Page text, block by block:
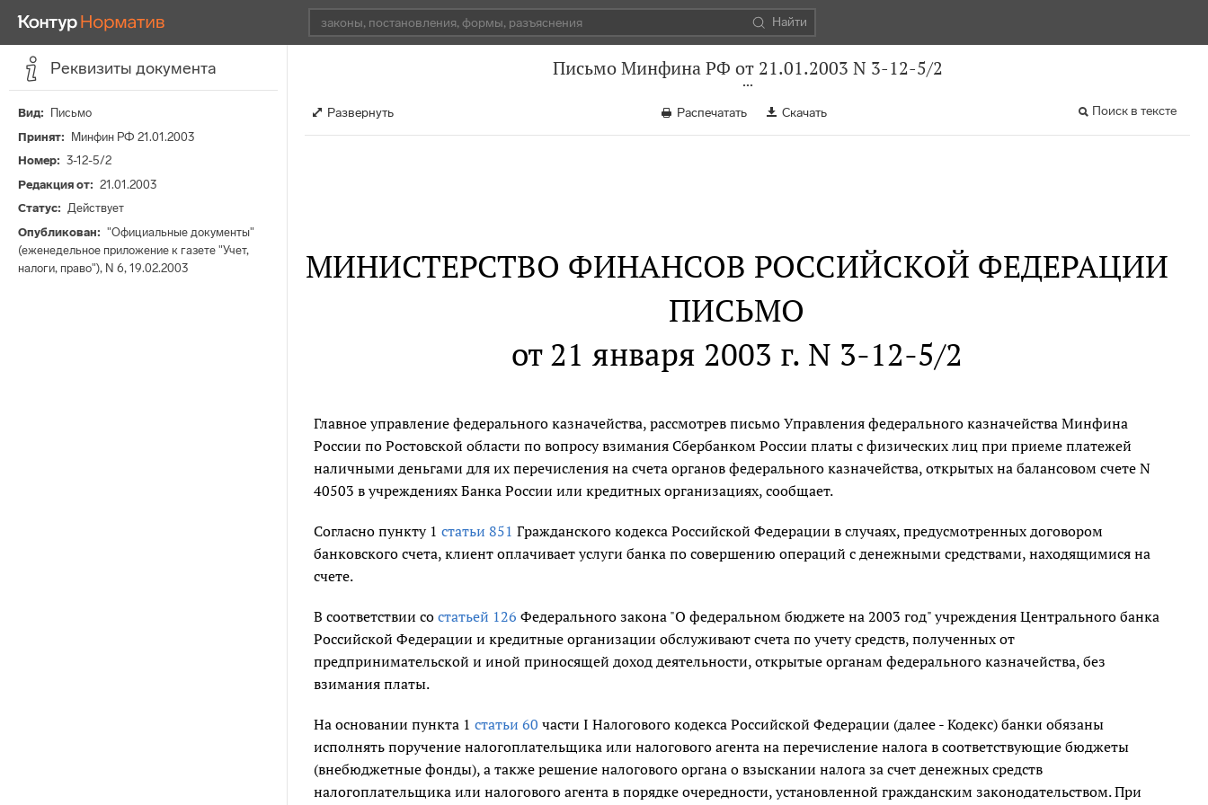
Найти
Реквизиты документа
Вид
Письмо
Принят
Минфин РФ 21.01.2003
Номер
3-12-5/2
Редакция от
21.01.2003
Статус
Действует
Опубликован
"Официальные документы"
(еженедельное приложение к газете "Учет,
налоги, право"), N 6, 19.02.2003
Письмо Минфина РФ от 21.01.2003 N 3-12-5/2
Развернуть Распечатать Скачать Поиск в тексте
МИНИСТЕРСТВО ФИНАНСОВ РОССИЙСКОЙ ФЕДЕРАЦИИ
ПИСЬМО
от 21 января 2003 г. N 3-12-5/2
Главное управление федерального казначейства, рассмотрев письмо Управления федерального казначейства Минфина
России по Ростовской области по вопросу взимания Сбербанком России платы с физических лиц при приеме платежей
наличными деньгами для их перечисления на счета органов федерального казначейства, открытых на балансовом счете N
40503 в учреждениях Банка России или кредитных организациях, сообщает.
Согласно пункту 1 статьи 851 Гражданского кодекса Российской Федерации в случаях, предусмотренных договором
банковского счета, клиент оплачивает услуги банка по совершению операций с денежными средствами, находящимися на
счете.
В соответствии со статьей 126 Федерального закона "О федеральном бюджете на 2003 год" учреждения Центрального банка
Российской Федерации и кредитные организации обслуживают счета по учету средств, полученных от
предпринимательской и иной приносящей доход деятельности, открытые органам федерального казначейства, без
взимания платы.
На основании пункта 1 статьи 60 части I Налогового кодекса Российской Федерации (далее - Кодекс) банки обязаны
исполнять поручение налогоплательщика или налогового агента на перечисление налога в соответствующие бюджеты
(внебюджетные фонды), а также решение налогового органа о взыскании налога за счет денежных средств
налогоплательщика или налогового агента в порядке очередности, установленной гражданским законодательством. При